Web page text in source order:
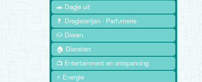
🚗 Dagje uit
💊 Drogisterijen - Parfumerie
🐶 Dieren
🏠 Diensten
📺 Entertainment en ontspanning
⚡ Energie